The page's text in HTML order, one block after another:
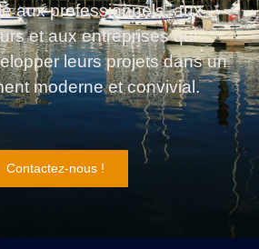
aux professionnels, aux
et aux entreprises qui
leurs projets dans un
moderne et convivial.
Contactez-nous !